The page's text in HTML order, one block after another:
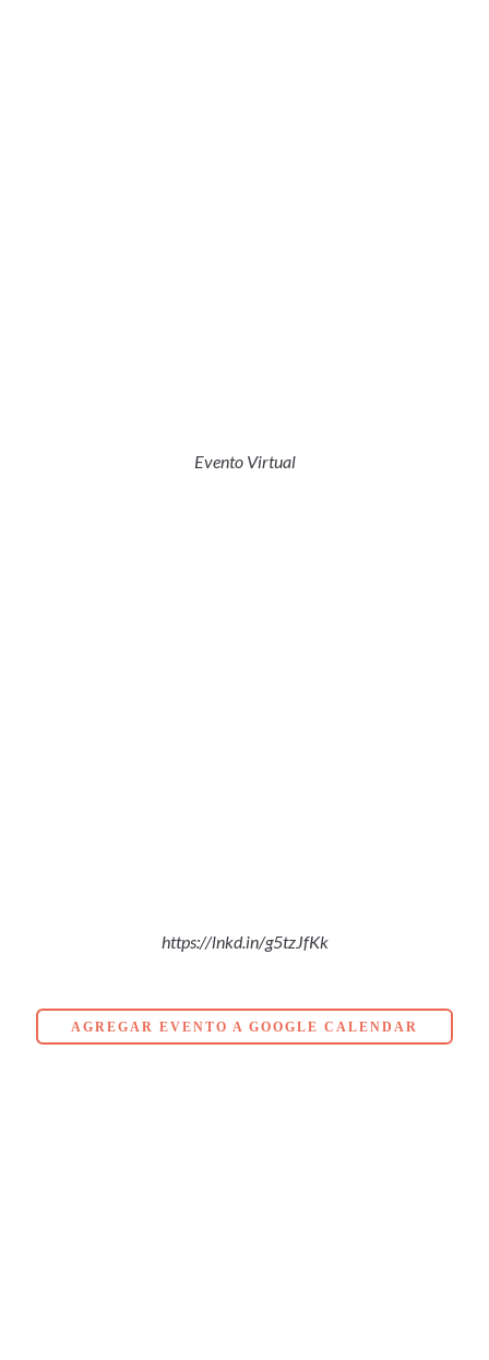
Evento Virtual
https://lnkd.in/g5tzJfKk
AGREGAR EVENTO A GOOGLE CALENDAR